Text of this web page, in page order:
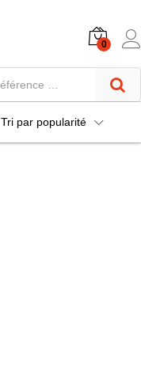
0
Tri par popularité